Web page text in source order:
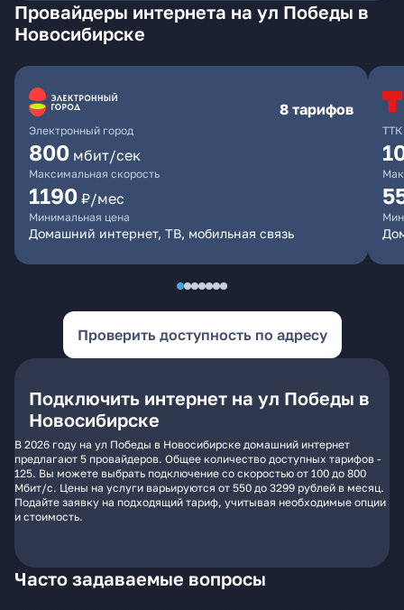
Провайдеры интернета на ул Победы в
Новосибирске
Электронный город
8 тарифов
800 мбит/сек
Максимальная скорость
1190 ₽/мес
Минимальная цена
Домашний интернет, ТВ, мобильная связь
ТТК
Проверить доступность по адресу
Подключить интернет на ул Победы в
Новосибирске
В 2026 году на ул Победы в Новосибирске домашний интернет
предлагают 5 провайдеров. Общее количество доступных тарифов -
125. Вы можете выбрать подключение со скоростью от 100 до 800
Мбит/с. Цены на услуги варьируются от 550 до 3299 рублей в месяц.
Подайте заявку на подходящий тариф, учитывая необходимые опции
и стоимость.
Часто задаваемые вопросы